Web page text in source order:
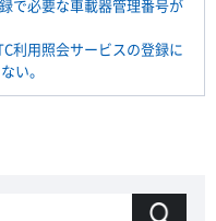
で必要な車載器管理番号が
利用照会サービスの登録に
い。